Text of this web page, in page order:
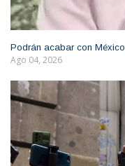
Podrán acabar con México
Ago 04, 2026